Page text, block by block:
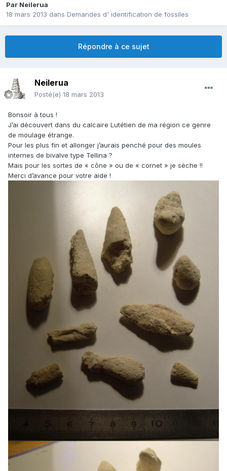
Par Neilerua
18 mars 2013 dans Demandes d' identification de fossiles
Répondre à ce sujet
Neilerua
Posté(e) 18 mars 2013
Bonsoir à tous !
J’ai découvert dans du calcaire Lutétien de ma région ce genre
de moulage étrange.
Pour les plus fin et allonger j’aurais penché pour des moules
internes de bivalve type Tellina ?
Mais pour les sortes de « cône » ou de « cornet » je sèche !!
Merci d’avance pour votre aide !